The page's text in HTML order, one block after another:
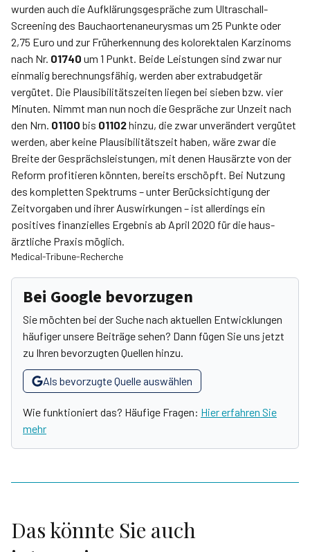
wurden auch die Aufklärungsgespräche zum Ultraschall-
Screening des Bauchaortenaneurysmas um 25 Punkte oder
2,75 Euro und zur Früherkennung des kolorektalen Karzinoms
nach Nr. 01740 um 1 Punkt. Beide Leistungen sind zwar nur
einmalig berechnungsfähig, werden aber extrabudgetär
vergütet. Die Plausibilitätszeiten liegen bei sieben bzw. vier
Minuten. Nimmt man nun noch die Gespräche zur Unzeit nach
den Nrn. 01100 bis 01102hinzu, die zwar unverändert vergütet
werden, aber keine Plausibilitätszeit haben, wäre zwar die
Breite der Gesprächsleistungen, mit denen Hausärzte von der
Reform profitieren könnten, bereits erschöpft. Bei Nutzung
des kompletten Spektrums – unter Berücksichtigung der
Zeitvorgaben und ihrer Auswirkungen – ist allerdings ein
positives finanzielles Ergebnis ab April 2020 für die haus­
ärztliche Praxis möglich.
Medical-Tribune-Recherche
Bei Google bevorzugen
Sie möchten bei der Suche nach aktuellen Entwicklungen
häufiger unsere Beiträge sehen? Dann fügen Sie uns jetzt
zu Ihren bevorzugten Quellen hinzu.
Als bevorzugte Quelle auswählen
Wie funktioniert das? Häufige Fragen: Hier erfahren Sie
mehr
Das könnte Sie auch